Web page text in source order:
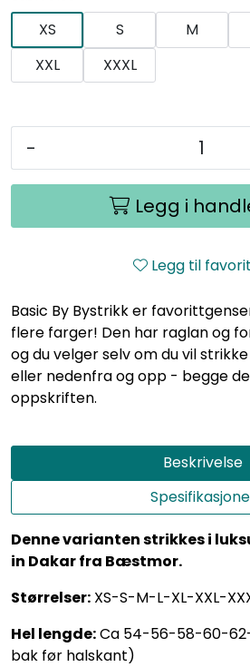
XS
S M
XXL
XXXL
-
Legg i
Legg til
Basic By Bystrikk er
flere farger! Den har raglan og
og du velger selv om du vil
eller nedenfra og opp - begge
oppskriften.
Beskrivelse
Denne varianten strikkes i
in Dakar fra Bæstmor.
Størrelser: XS-S-M-L-XL-XXL-
Hel lengde:Ca 54-56-58-60-
bak før halskant)